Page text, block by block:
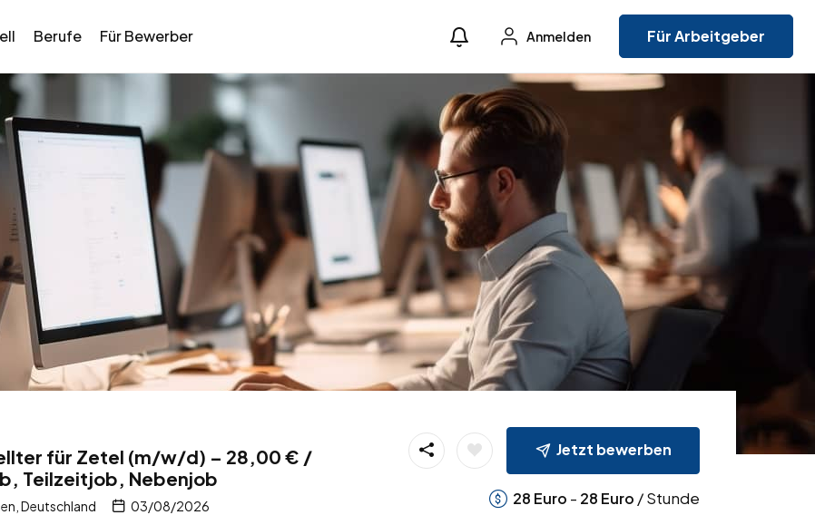
Berufe Für Bewerber Anmelden Für Arbeitgeber
für Zetel (m/w/d) – 28,00 € /
Teilzeitjob, Nebenjob
Deutschland 03/08/2026
Jetzt bewerben
28 Euro - 28 Euro / Stunde